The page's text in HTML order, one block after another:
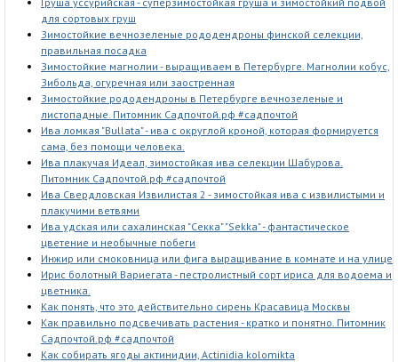
для сортовых груш
Зимостойкие вечнозеленые рододендроны финской селекции,
правильная посадка
Зимостойкие магнолии - выращиваем в Петербурге. Магнолии кобус,
Зибольда, огуречная или заостренная
Зимостойкие рододендроны в Петербурге вечнозеленые и
листопадные. Питомник Садпочтой.рф #садпочтой
Ива ломкая "Bullata" - ива с округлой кроной, которая формируется
сама, без помощи человека.
Ива плакучая Идеал, зимостойкая ива селекции Шабурова.
Питомник Садпочтой.рф #садпочтой
Ива Свердловская Извилистая 2 - зимостойкая ива с извилистыми и
плакучими ветвями
Ива удская или сахалинская "Секка" "Sekka" - фантастическое
цветение и необычные побеги
Инжир или смоковница или фига выращивание в комнате и на улице
Ирис болотный Вариегата - пестролистный сорт ириса для водоема и
цветника.
Как понять, что это действительно сирень Красавица Москвы
Как правильно подсвечивать растения - кратко и понятно. Питомник
Садпочтой.рф #садпочтой
Как собирать ягоды актинидии, Actinidia kolomikta